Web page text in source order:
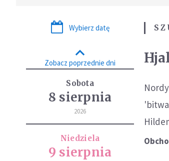
Wybierz datę
Zobacz poprzednie dni
Sobota
8 sierpnia
2026
Niedziela
9 sierpnia